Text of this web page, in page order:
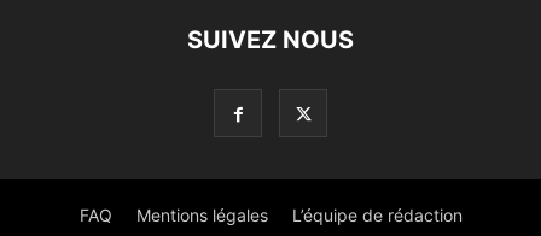
SUIVEZ NOUS
FAQ Mentions légales L’équipe de rédaction